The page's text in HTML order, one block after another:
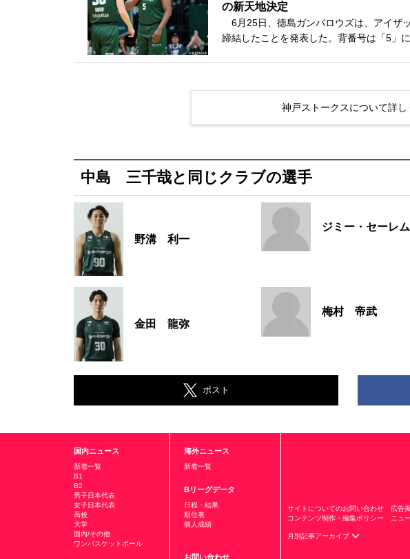
の新天地決定
6月25日、徳島ガンバロウズは、アイザ
締結したことを発表した。背番号は「5」
神戸ストークスについて詳し
中島 三千哉と同じクラブの選手
野溝 利一
ジミー・セーレム
金田 龍弥
梅村 帝武
ポスト
国内ニュース
新着一覧
B1
B2
男子日本代表
女子日本代表
高校
大学
国内/その他
ワンバスケットボール
海外ニュース
新着一覧
Bリーグデータ
日程・結果
順位表
個人成績
お問い合わせ
サイトについてのお問い合わせ 広告
コンテンツ制作・編集ポリシー
ニュ
月別記事アーカイブ